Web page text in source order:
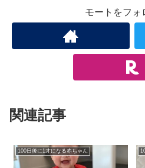
モートをフォ
関連記事
100日後に1才になる赤ちゃん